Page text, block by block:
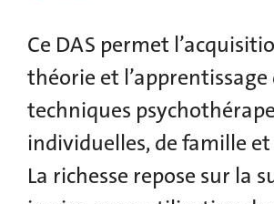
Ce DAS permet
théorie et l’apprentissage
techniques
individuelles, de famille et
La richesse repose sur la